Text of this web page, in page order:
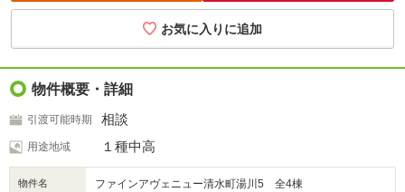
お気に入りに追加
物件概要・詳細
引渡可能時期 相談
用途地域 １種中高
物件名 ファインアヴェニュー清水町湯川5 全4棟